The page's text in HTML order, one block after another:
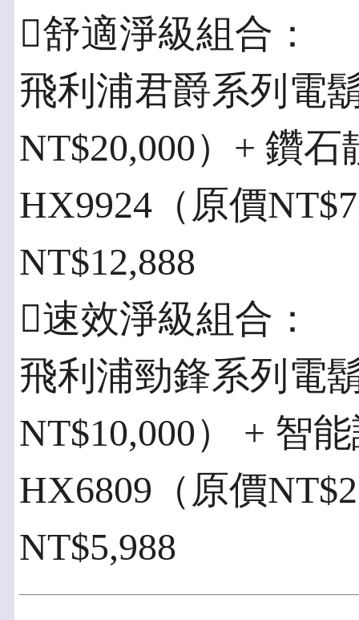
舒適淨級組合：
飛利浦君爵系列電
NT$20,000）+ 鑽
HX9924（原價
NT$12,888
速效淨級組合：
飛利浦勁鋒系列電
NT$10,000） + 智
HX6809（原價
NT$5,988